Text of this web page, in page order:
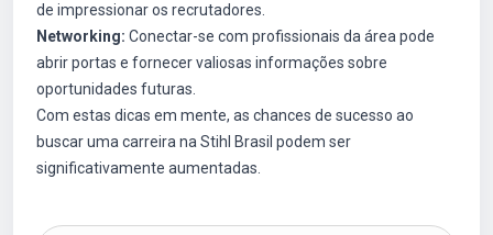
de impressionar os recrutadores.
Networking: Conectar-se com profissionais da área pode
abrir portas e fornecer valiosas informações sobre
oportunidades futuras.
Com estas dicas em mente, as chances de sucesso ao
buscar uma carreira na Stihl Brasil podem ser
significativamente aumentadas.